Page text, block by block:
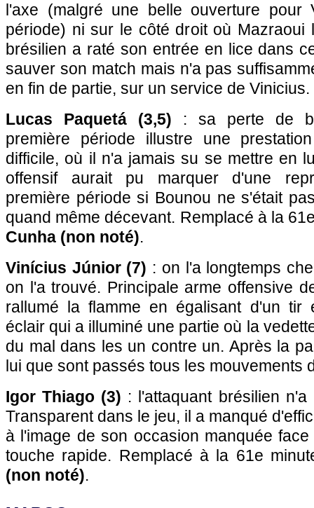
l'axe (malgré une belle ouverture pour
période) ni sur le côté droit où Mazraoui
brésilien a raté son entrée en lice dans
sauver son match mais n'a pas
en fin de partie, sur un service de Vinicius.
Lucas Paquetá (3,5) : sa perte de
première période illustre une
difficile, où il n'a jamais su se mettre en
offensif aurait pu marquer d'une
première période si Bounou ne s'était
quand même décevant. Remplacé à la
Cunha (non noté).
Vinícius Júnior (7) : on l'a longtemps
on l'a trouvé. Principale arme offensive
rallumé la flamme en égalisant d'un tir
éclair qui a illuminé une partie où la
du mal dans les un contre un. Après la
lui que sont passés tous les mouvements
Igor Thiago (3) : l'attaquant brésilien
Transparent dans le jeu, il a manqué
à l'image de son occasion manquée
touche rapide. Remplacé à la 61e
(non noté).